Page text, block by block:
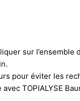
sur
pour éviter les
TOPIALYSE